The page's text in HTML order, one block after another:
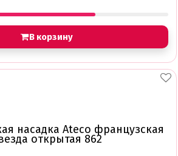
В корзину